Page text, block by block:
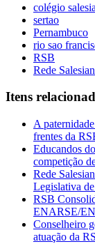
colégio
sertao
Pernambuco
rio sao
RSB
Rede
Itens
A
frentes da
Educandos
competição
Rede
Legislativa
RSB
ENARSE/
Conselheiro
atuação da